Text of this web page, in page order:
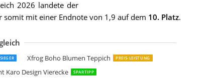
2026 landete der
mit einer Endnote von 1,9 auf dem 10. Platz.
SIEGER Xfrog Boho Blumen Teppich PREIS-LEISTUNG
Karo Design Vierecke SPARTIPP
Teppich Blau 195 X 280 cm
Afra Bedruckter Teppich Chenille-Druck
Denise Bedruckter Teppich Chenille-Druck
Trunk Bedruckter Teppich Chenille-Druck
Teppich Wohnzimmer 160 x 230 cm
Teppich Moderner Kurzflor Weich Teppiche Geometrisches